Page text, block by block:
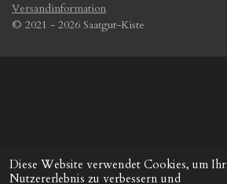
Diese Website verwendet Cookies, um Ihr
Nutzererlebnis zu verbessern und
Versandinformation
© 2021 - 2026 Saatgut-Kiste